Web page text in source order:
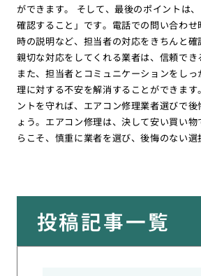
ができます。 そして、最後のポイントは
確認すること」です。電話での問い合わせ
時の説明など、担当者の対応をきちんと
親切な対応をしてくれる業者は、信頼でき
また、担当者とコミュニケーションをし
理に対する不安を解消することができま
ントを守れば、エアコン修理業者選びで
ょう。エアコン修理は、決して安い買い
らこそ、慎重に業者を選び、後悔のない選
投稿記事一覧